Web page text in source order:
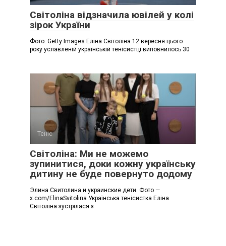
Світоліна відзначила ювілей у колі
зірок України
Фото: Getty Images Еліна Світоліна 12 вересня цього
року уславленій українській тенісистці виповнилось 30
Теніс
Світоліна: Ми не можемо
зупинитися, доки кожну українську
дитину не буде повернуто додому
Элина Свитолина и украинские дети. Фото —
x.com/ElinaSvitolina Українська тенісистка Еліна
Світоліна зустрілася з